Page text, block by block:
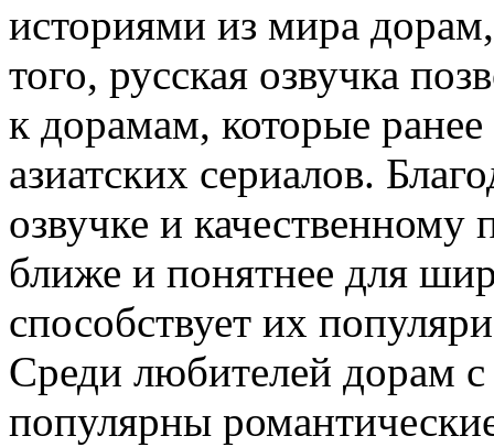
историями из мира
того, русская озвучка
к дорамам, которые
азиатских сериалов.
озвучке и качественному
ближе и понятнее для
способствует их
Среди любителей дорам с
популярны